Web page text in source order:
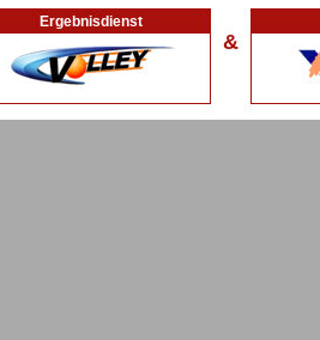
Ergebnisdienst
&